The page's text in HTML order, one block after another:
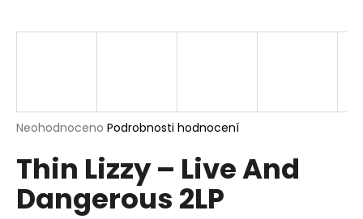
Průměrné
produktu
0,0
Neohodnoceno Podrobnosti hodnocení
Thin Lizzy – Live And
Dangerous 2LP
j
?
HLEDAT